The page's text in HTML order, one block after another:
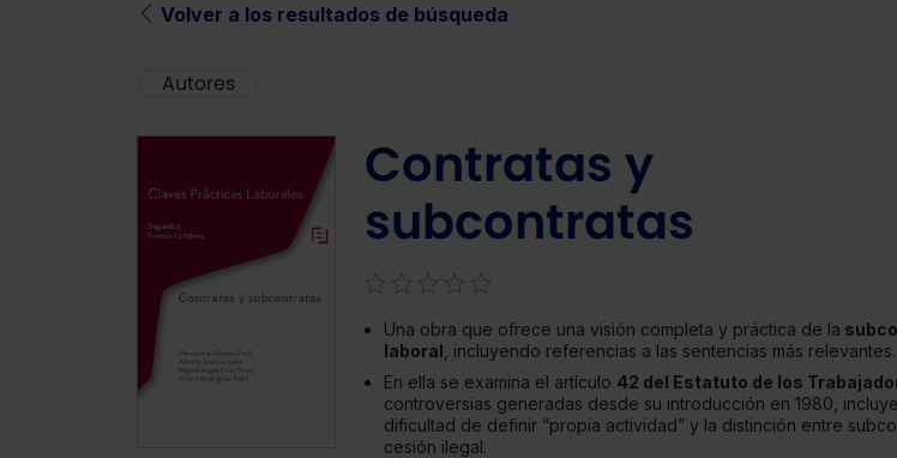
Volver a los resultados de búsqueda
Autores
Contratas y
subcontratas
Una obra que ofrece una visión completa y práctica de la
laboral , incluyendo referencias a las sentencias más relevantes.
En ella se examina el artículo 42 del Estatuto de los
controversias generadas desde su introducción en 1980,
dificultad de definir “propia actividad” y la distinción entre
cesión ilegal.